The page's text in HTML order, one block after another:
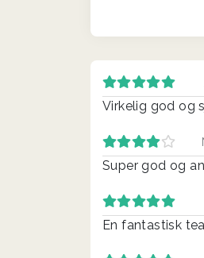
Virkelig god og
Super god og
En fantastisk